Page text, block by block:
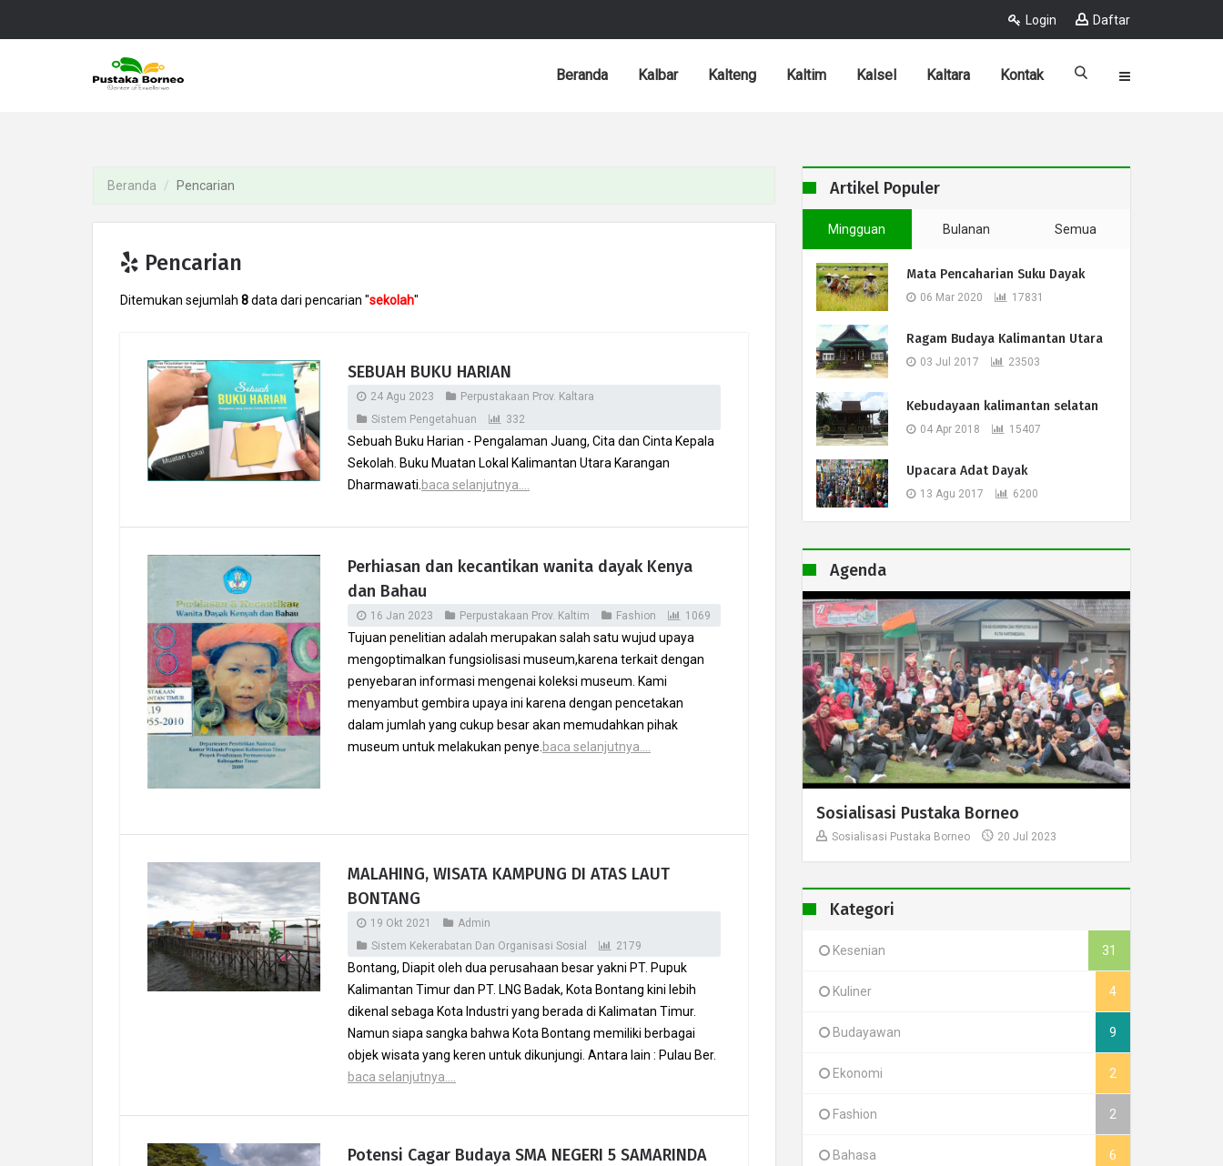
Login Daftar
Beranda Kalbar Kalteng Kaltim Kalsel Kaltara Kontak
Beranda Pencarian
Pencarian
Ditemukan sejumlah 8data dari pencarian "sekolah"
SEBUAH BUKU HARIAN
24 Agu 2023
Perpustakaan Prov. Kaltara
Sistem Pengetahuan
332
Sebuah Buku Harian - Pengalaman Juang, Cita dan Cinta Kepala
Sekolah. Buku Muatan Lokal Kalimantan Utara Karangan
Dharmawati. baca selanjutnya....
Perhiasan dan kecantikan wanita dayak Kenya
dan Bahau
16 Jan 2023 Perpustakaan Prov. Kaltim Fashion 1069
Tujuan penelitian adalah merupakan salah satu wujud upaya
mengoptimalkan fungsiolisasi museum,karena terkait dengan
penyebaran informasi mengenai koleksi museum. Kami
menyambut gembira upaya ini karena dengan pencetakan
dalam jumlah yang cukup besar akan memudahkan pihak
museum untuk melakukan penye. baca selanjutnya....
MALAHING, WISATA KAMPUNG DI ATAS LAUT
BONTANG
19 Okt 2021
Admin
Sistem Kekerabatan Dan Organisasi Sosial
2179
Bontang, Diapit oleh dua perusahaan besar yakni PT. Pupuk
Kalimantan Timur dan PT. LNG Badak, Kota Bontang kini lebih
dikenal sebaga Kota Industri yang berada di Kalimatan Timur.
Namun siapa sangka bahwa Kota Bontang memiliki berbagai
objek wisata yang keren untuk dikunjungi. Antara lain : Pulau Ber.
baca selanjutnya....
Potensi Cagar Budaya SMA NEGERI 5 SAMARINDA
Artikel Populer
Mingguan Bulanan Semua
Mata Pencaharian Suku Dayak
06 Mar 2020 17831
Ragam Budaya Kalimantan Utara
03 Jul 2017 23503
Kebudayaan kalimantan selatan
04 Apr 2018 15407
Upacara Adat Dayak
13 Agu 2017 6200
Agenda
Sosialisasi Pustaka Borneo
Sosialisasi Pustaka Borneo 20 Jul 2023
Kategori
Kesenian 31
Kuliner 4
Budayawan 9
Ekonomi 2
Fashion 2
Bahasa 6